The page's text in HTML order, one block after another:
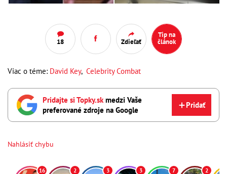
18 Zdieľať
Tip na
článok
Viac o téme: David Key, Celebrity Combat
Pridajte si Topky.skmedzi Vaše
preferované zdroje na Google
Pridať
Nahlásiť chybu
16 2 3 3 7 2